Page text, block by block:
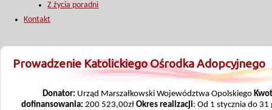
Z życia poradni
Kontakt
Prowadzenie Katolickiego Ośrodka Adopcyjnego
Donator: Urząd Marszałkowski Województwa Opolskiego
dofinansowania: 200 523,00zł Okres realizacji: Od 1 stycznia do 31